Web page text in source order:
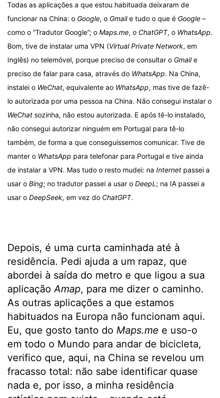
Todas as aplicações a que estou habituada deixaram de
funcionar na China: o Google, o Gmail e tudo o que é Google –
como o “Tradutor Google”; o Maps.me, o ChatGPT, o WhatsApp.
Bom, tive de instalar uma VPN (Virtual Private Network, em
Inglês) no telemóvel, porque preciso de consultar o Gmaile
preciso de falar para casa, através do WhatsApp. Na China,
instalei o WeChat, equivalente ao WhatsApp, mas tive de fazê-
lo autorizada por uma pessoa na China. Não consegui instalar o
WeChat sozinha, não estou autorizada. E após tê-lo instalado,
não consegui autorizar ninguém em Portugal para tê-lo
também, de forma a que conseguíssemos comunicar. Tive de
manter o WhatsApp para telefonar para Portugal e tive ainda
de instalar a VPN. Mas tudo o resto mudei: na Internet passei a
usar o Bing; no tradutor passei a usar o DeepL; na IA passei a
usar o DeepSeek, em vez do ChatGPT.
Depois, é uma curta caminhada até à
residência. Pedi ajuda a um rapaz, que
abordei à saída do metro e que ligou a sua
aplicaçãoAmap, para me dizer o caminho.
As outras aplicações a que estamos
habituados na Europa não funcionam aqui.
Eu, que gosto tanto do Maps.me e uso-o
em todo o Mundo para andar de bicicleta,
verifico que, aqui, na China se revelou um
fracasso total: não sabe identificar quase
nada e, por isso, a minha residência